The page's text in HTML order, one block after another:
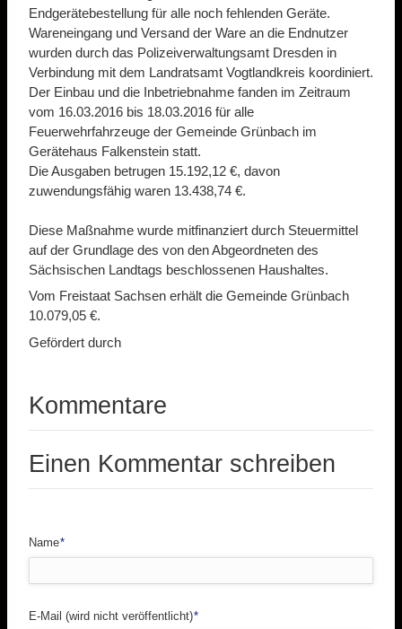
Endgerätebestellung für alle noch fehlenden Geräte.
Wareneingang und Versand der Ware an die Endnutzer
wurden durch das Polizeiverwaltungsamt Dresden in
Verbindung mit dem Landratsamt Vogtlandkreis koordiniert.
Der Einbau und die Inbetriebnahme fanden im Zeitraum
vom 16.03.2016 bis 18.03.2016 für alle
Feuerwehrfahrzeuge der Gemeinde Grünbach im
Gerätehaus Falkenstein statt.
Die Ausgaben betrugen 15.192,12 €, davon
zuwendungsfähig waren 13.438,74 €.
Diese Maßnahme wurde mitfinanziert durch Steuermittel
auf der Grundlage des von den Abgeordneten des
Sächsischen Landtags beschlossenen Haushaltes.
Vom Freistaat Sachsen erhält die Gemeinde Grünbach
10.079,05 €.
Gefördert durch
Kommentare
Einen Kommentar schreiben
Pflichtfeld
Name*
Pflichtfeld
E-Mail (wird nicht veröffentlicht)*